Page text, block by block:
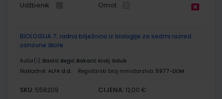
Udžbenik Omot
BIOLOGIJA 7; radna bilježnica iz biologije za sedmi razred
osnovne škole
Autor(i): Bastić Begić Bakarić Kralj Golub
Nakladnik: ALFA d.d. Registarski broj ministarstva: 5977-DOM
SKU: 556209 CIJENA: 12,00 €